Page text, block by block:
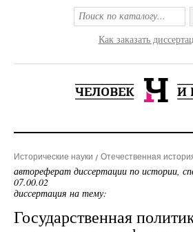
Как заказать
Исторические науки Отечественная
автореферат диссертации по истории,
07.00.02
диссертация на тему:
Государственная